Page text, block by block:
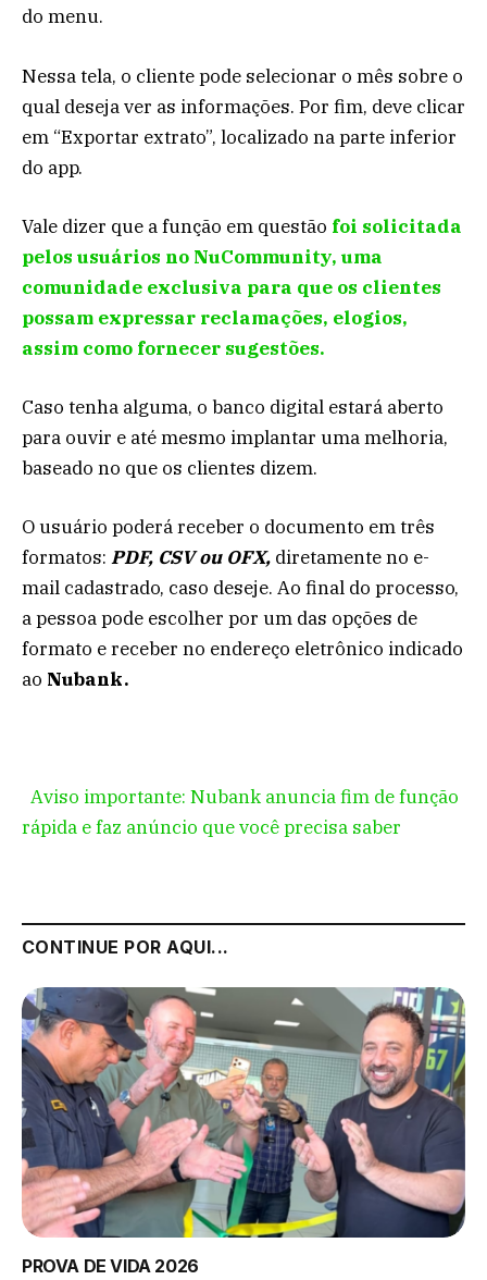
do menu.
Nessa tela, o cliente pode selecionar o mês sobre o
qual deseja ver as informações. Por fim, deve clicar
em “Exportar extrato”, localizado na parte inferior
do app.
Vale dizer que a função em questão foi solicitada
pelos usuários no NuCommunity, uma
comunidade exclusiva para que os clientes
possam expressar reclamações, elogios,
assim como fornecer sugestões.
Caso tenha alguma, o banco digital estará aberto
para ouvir e até mesmo implantar uma melhoria,
baseado no que os clientes dizem.
O usuário poderá receber o documento em três
formatos: PDF, CSV ou OFX, diretamente no e-
mail cadastrado, caso deseje. Ao final do processo,
a pessoa pode escolher por um das opções de
formato e receber no endereço eletrônico indicado
ao Nubank.
Aviso importante: Nubank anuncia fim de função
rápida e faz anúncio que você precisa saber
CONTINUE POR AQUI...
PROVA DE VIDA 2026